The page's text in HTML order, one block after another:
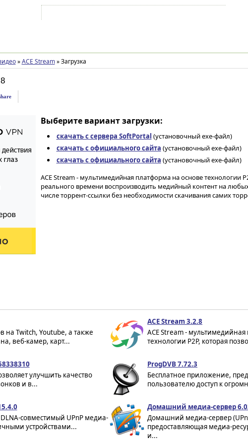
» ACE Stream »Загрузка
Выберите вариант загрузки:
скачать с сервера SoftPortal (установочный exe-файл)
скачать с официального сайта (установочный exe-файл)
скачать с официального сайта (установочный exe-файл)
ACE Stream - мультимедийная платформа на основе технологии
реального времени воспроизводить медийный контент на
числе торрент-ссылки без необходимости скачивания самих
на Twitch, Youtube, а также
веб-камер, карт...
ACE Stream 3.2.8
ACE Stream -
технологии P2P, которая
улучшить качество
и в...
ProgDVB 7.72.3
Бесплатное приложение,
пользователю доступ к
совместимый UPnP медиа-
устройствами...
Домашний медиа-сервер
Домашний медиа-сервер
предоставляющая медиа-
и...